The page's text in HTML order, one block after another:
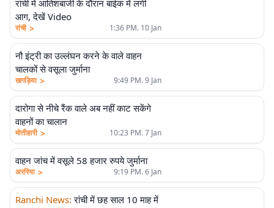
रांची में आतिशबाजी के दौरान बाईक में लगी
आग, देखें Video
रांची > 1:36 PM. 10 Jan
नौ इंट्री का उल्लंघन करने के वाले वाहन
चालकों से वसूला जुर्माना
खगड़िया > 9:49 PM. 9 Jan
दारोगा से नीचे रैंक वाले अब नहीं काट सकेंगे
वाहनों का चालान
मोतीहारी > 10:23 PM. 7 Jan
वाहन जांच में वसूले 58 हजार रुपये जुर्माना
अररिया > 9:19 PM. 6 Jan
Ranchi News: रांची में छह साल 10 माह में